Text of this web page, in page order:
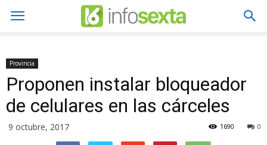
Provincia
Proponen instalar bloqueador
de celulares en las cárceles
9 octubre, 2017 0
1690